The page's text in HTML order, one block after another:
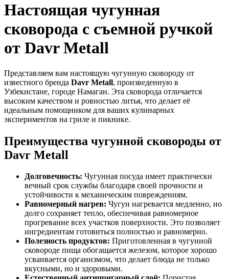
Настоящая чугунная
сковорода с съемной ручкой
от Davr Metall
Представляем вам настоящую чугунную сковороду от
известного бренда Davr Metall, произведенную в
Узбекистане, городе Намаган. Эта сковорода отличается
высоким качеством и ровностью литья, что делает её
идеальным помощником для ваших кулинарных
экспериментов на гриле и пикнике.
Преимущества чугунной сковороды от
Davr Metall
Долговечность: Чугунная посуда имеет практически
вечный срок службы благодаря своей прочности и
устойчивости к механическим повреждениям.
Равномерный нагрев: Чугун нагревается медленно, но
долго сохраняет тепло, обеспечивая равномерное
прогревание всех участков поверхности. Это позволяет
ингредиентам готовиться полностью и равномерно.
Полезность продуктов: Приготовленная в чугунной
сковороде пища обогащается железом, которое хорошо
усваивается организмом, что делает блюда не только
вкусными, но и здоровыми.